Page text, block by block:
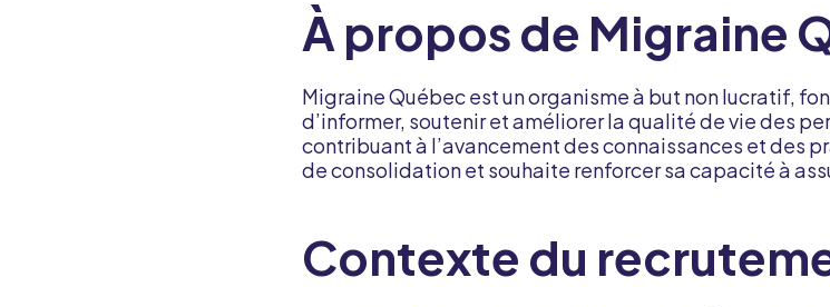
À propos de Migraine
Migraine Québec est un organisme à but non lucratif,
d’informer, soutenir et améliorer la qualité de vie des
contribuant à l’avancement des connaissances et des
de consolidation et souhaite renforcer sa capacité à
Contexte du